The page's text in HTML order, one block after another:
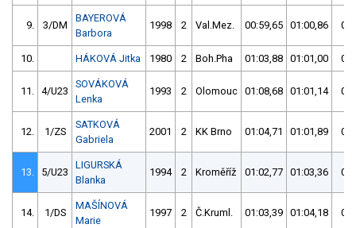
9. 3/DM
BAYEROVÁ
Barbora
1998 2 Val.Mez. 00:59,65 01:00,86
10. HÁKOVÁ Jitka 1980 2 Boh.Pha 01:03,88 01:01,00
11. 4/U23
SOVÁKOVÁ
Lenka
1993 2 Olomouc 01:08,68 01:01,14
12. 1/ZS
SATKOVÁ
Gabriela
2001 2 KK Brno 01:04,71 01:01,89
13. 5/U23
LIGURSKÁ
Blanka
1994 2 Kroměříž 01:02,77 01:03,36
14. 1/DS
MAŠÍNOVÁ
Marie
1997 2 Č.Kruml. 01:03,39 01:04,18